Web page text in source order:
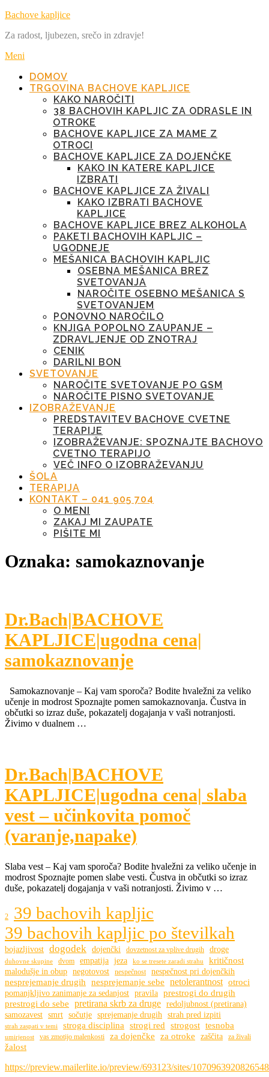
Preskoči
vsebino
Bachove kapljice
Za radost, ljubezen, srečo in zdravje!
Meni
DOMOV
TRGOVINA BACHOVE KAPLJICE
KAKO NAROČITI
38 BACHOVIH KAPLJIC ZA ODRASLE IN
OTROKE
BACHOVE KAPLJICE ZA MAME Z
OTROCI
BACHOVE KAPLJICE ZA DOJENČKE
KAKO IN KATERE KAPLJICE
IZBRATI
BACHOVE KAPLJICE ZA ŽIVALI
KAKO IZBRATI BACHOVE
KAPLJICE
BACHOVE KAPLJICE BREZ ALKOHOLA
PAKETI BACHOVIH KAPLJIC –
UGODNEJE
MEŠANICA BACHOVIH KAPLJIC
OSEBNA MEŠANICA BREZ
SVETOVANJA
NAROČITE OSEBNO MEŠANICA S
SVETOVANJEM
PONOVNO NAROČILO
KNJIGA POPOLNO ZAUPANJE –
ZDRAVLJENJE OD ZNOTRAJ
CENIK
DARILNI BON
SVETOVANJE
NAROČITE SVETOVANJE PO GSM
NAROČITE PISNO SVETOVANJE
IZOBRAŽEVANJE
PREDSTAVITEV BACHOVE CVETNE
TERAPIJE
IZOBRAŽEVANJE: SPOZNAJTE BACHOVO
CVETNO TERAPIJO
VEČ INFO O IZOBRAŽEVANJU
ŠOLA
TERAPIJA
KONTAKT – 041 905 704
O MENI
ZAKAJ MI ZAUPATE
PIŠITE MI
Oznaka: samokaznovanje
Dr.Bach|BACHOVE
KAPLJICE|ugodna cena|
samokaznovanje
Samokaznovanje – Kaj vam sporoča? Bodite hvaležni za veliko
učenje in modrost Spoznajte pomen samokaznovanja. Čustva in
občutki so izraz duše, pokazatelj dogajanja v vaši notranjosti.
Živimo v dualnem …
Dr.Bach|BACHOVE
KAPLJICE|ugodna cena| slaba
vest – učinkovita pomoč
(varanje,napake)
Slaba vest – Kaj vam sporoča? Bodite hvaležni za veliko učenje in
modrost Spoznajte pomen slabe vesti. Čustva in občutki so izraz
duše, pokazatelj dogajanja v vaši notranjosti. Živimo v …
2
39 bachovih kapljic
39 bachovih kapljic po številkah
bojazljivost dogodek dojenčki dovzetnost za vplive drugih droge
duhovne skupine dvom empatija jeza ko se tresete zaradi strahu kritičnost
malodušje in obup negotovost nespečnost nespečnost pri dojenčkih
nesprejemanje drugih nesprejemanje sebe netolerantnost otroci
pomanjkljivo zanimanje za sedanjost pravila prestrogi do drugih
prestrogi do sebe
pretirana skrb za druge redoljubnost (pretirana)
samozavest smrt sočutje sprejemanje drugih strah pred izpiti
strah zaspati v temi stroga disciplina strogi red strogost tesnoba
umirjenost vas zmotijo malenkosti za dojenčke za otroke zaščita za živali
žalost
https://preview.mailerlite.io/preview/693123/sites/